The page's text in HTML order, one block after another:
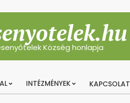
Község honlapja
Primary
INTÉZMÉNYEK KAPCSOLAT